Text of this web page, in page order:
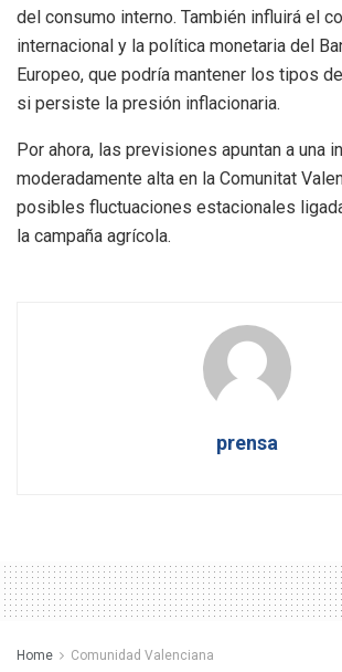
del consumo interno. También influirá el
internacional y la política monetaria del
Europeo, que podría mantener los tipos
si persiste la presión inflacionaria.
Por ahora, las previsiones apuntan a una
moderadamente alta en la Comunitat
posibles fluctuaciones estacionales
la campaña agrícola.
prensa
Home Comunidad Valenciana